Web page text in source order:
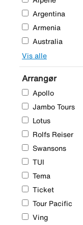
Argentina
Armenia
Australia
Vis alle
Arrangør
Apollo
Jambo Tours
Lotus
Rolfs Reiser
Swansons
TUI
Tema
Ticket
Tour Pacific
Ving